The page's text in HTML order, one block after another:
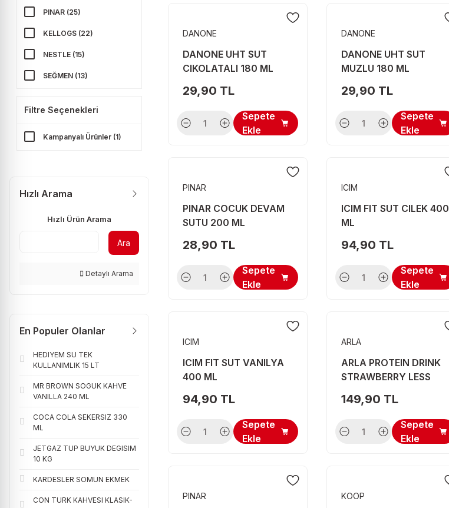
PINAR (25)
KELLOGS (22)
NESTLE (15)
SEĞMEN (13)
KERRYGOLD (10)
SUTAS (9)
TORKU (6)
ARLA (5)
KOOP (5)
SANA MARGA (5)
WEETABİX (5)
ARDEN (4)
DEFNE (4)
Filtre Seçenekleri
Kampanyalı Ürünler (1)
Hızlı Arama
Hızlı Ürün Arama
Ara
Detaylı Arama
En Populer Olanlar
HEDIYEM SU TEK
KULLANIMLIK 15 LT
MR BROWN SOGUK KAHVE
VANILLA 240 ML
COCA COLA SEKERSIZ 330
ML
JETGAZ TUP BUYUK DEGISIM
10 KG
KARDESLER SOMUN EKMEK
CON TURK KAHVESI KLASIK-
DANONE
DANONE UHT SUT
CIKOLATALI 180 ML
29,90 TL
Sepete
Ekle
DANONE
DANONE UHT SUT
MUZLU 180 ML
29,90 TL
Sepete
Ekle
PINAR
PINAR COCUK DEVAM
SUTU 200 ML
28,90 TL
Sepete
Ekle
ICIM
ICIM FIT SUT CILEK 400
ML
94,90 TL
Sepete
Ekle
ICIM
ICIM FIT SUT VANILYA
400 ML
94,90 TL
Sepete
Ekle
ARLA
ARLA PROTEIN DRINK
STRAWBERRY LESS
149,90 TL
Sepete
Ekle
PINAR KOOP